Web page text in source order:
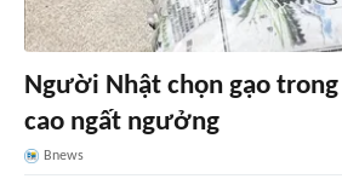
Người Nhật chọn gạo
cao ngất ngưởng
Bnews